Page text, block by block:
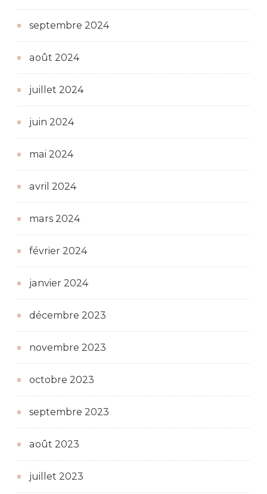
septembre 2024
août 2024
juillet 2024
juin 2024
mai 2024
avril 2024
mars 2024
février 2024
janvier 2024
décembre 2023
novembre 2023
octobre 2023
septembre 2023
août 2023
juillet 2023